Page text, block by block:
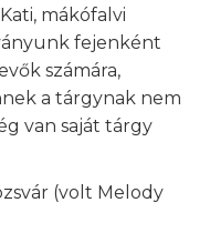
mákófalvi
fejenként
számára,
a tárgynak nem
van saját tárgy
(volt Melody